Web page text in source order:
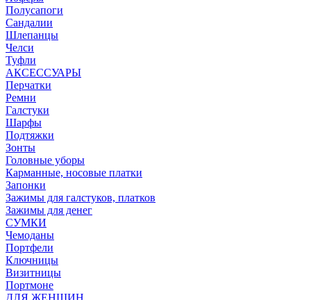
Полусапоги
Сандалии
Шлепанцы
Челси
Туфли
АКСЕССУАРЫ
Перчатки
Ремни
Галстуки
Шарфы
Подтяжки
Зонты
Головные уборы
Карманные, носовые платки
Запонки
Зажимы для галстуков, платков
Зажимы для денег
СУМКИ
Чемоданы
Портфели
Ключницы
Визитницы
Портмоне
ДЛЯ ЖЕНЩИН